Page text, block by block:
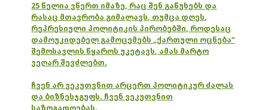
25 წელია ვწერთ იმაზე, რაც შენ გაწუხებს და
რასაც მთავრობა გიმალავს, თუმცა დღეს,
რეპრესიული პოლიტიკის პირობებში, როდესაც
დამოუკიდებელ გამოცემებს „ქართული ოცნება“
შემოსავლის წყაროს უკეტავს, ამას მარტო
ვეღარ შევძლებთ.
ჩვენ არ ვეკუთვნით არცერთ პოლიტიკურ ძალას
და ბიზნესჯგუფს. ჩვენ ვეკუთვნით